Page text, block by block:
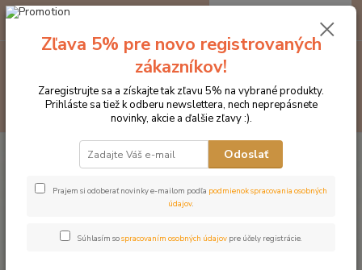
Hľadať
za0 €
Produkty DROMY Psy a mačky Doplnky pre BARF
Balancer Barf 8v1 2900g
Dromy Balancer Barf 8v1 2900g
Zľava 5% pre novo registrovaných
zákazníkov!
Zaregistrujte sa a získajte tak zľavu 5% na vybrané produkty.
Prihláste sa tiež k odberu newslettera, nech neprepásnete
novinky, akcie a ďalšie zľavy :).
Odoslať
Prajem si odoberať novinky e-mailom podľa podmienok spracovania osobných
údajov.
Súhlasím sospracovaním osobných údajov pre účely registrácie.